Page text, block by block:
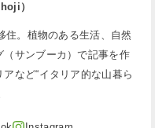
）
住。植物のある生活、自然
サンブーカ）で記事を作
など“イタリア的な山暮ら